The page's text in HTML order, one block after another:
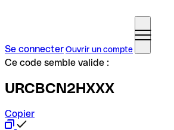
Se connecterOuvrir un compte
Ce code semble valide :
URCBCN2HXXX
Copier